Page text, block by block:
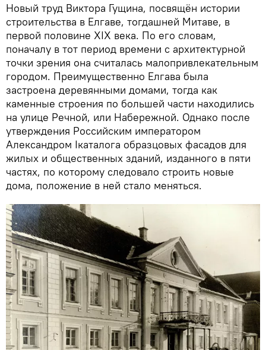
Новый труд Виктора Гущина, посвящён истории
строительства в Елгаве, тогдашней Митаве, в
первой половине XIX века. По его словам,
поначалу в тот период времени с архитектурной
точки зрения она считалась малопривлекательным
городом. Преимущественно Елгава была
застроена деревянными домами, тогда как
каменные строения по большей части находились
на улице Речной, или Набережной. Однако после
утверждения Российским императором
Александром Iкаталога образцовых фасадов для
жилых и общественных зданий, изданного в пяти
частях, по которому следовало строить новые
дома, положение в ней стало меняться.